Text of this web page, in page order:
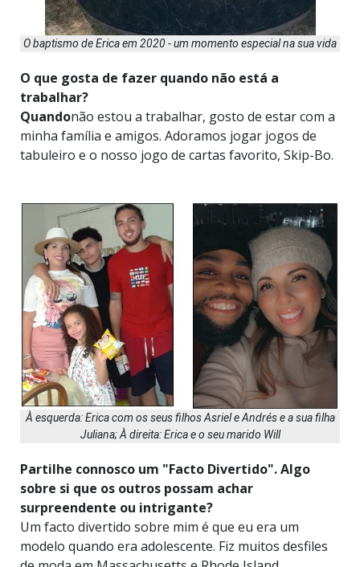
O baptismo de Erica em 2020 - um momento especial na sua vida
O que gosta de fazer quando não está a
trabalhar?
Quandonão estou a trabalhar, gosto de estar com a
minha família e amigos. Adoramos jogar jogos de
tabuleiro e o nosso jogo de cartas favorito, Skip-Bo.
À esquerda: Erica com os seus filhos Asriel e Andrés e a sua filha
Juliana; À direita: Erica e o seu marido Will
Partilhe connosco um "Facto Divertido". Algo
sobre si que os outros possam achar
surpreendente ou intrigante?
Um facto divertido sobre mim é que eu era um
modelo quando era adolescente. Fiz muitos desfiles